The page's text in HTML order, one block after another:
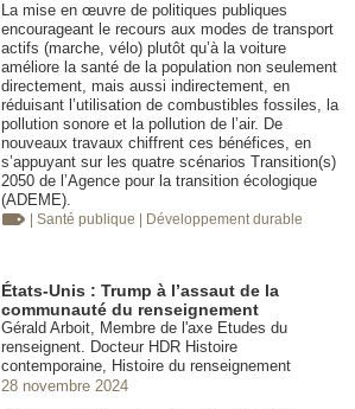
La mise en œuvre de politiques publiques
encourageant le recours aux modes de transport
actifs (marche, vélo) plutôt qu’à la voiture
améliore la santé de la population non seulement
directement, mais aussi indirectement, en
réduisant l’utilisation de combustibles fossiles, la
pollution sonore et la pollution de l’air. De
nouveaux travaux chiffrent ces bénéfices, en
s’appuyant sur les quatre scénarios Transition(s)
2050 de l’Agence pour la transition écologique
(ADEME).
| Santé publique | Développement durable
États-Unis : Trump à l’assaut de la
communauté du renseignement
Gérald Arboit, Membre de l'axe Etudes du
renseignent. Docteur HDR Histoire
contemporaine, Histoire du renseignement
28 novembre 2024